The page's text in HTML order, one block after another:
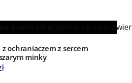
z ochraniaczem z sercem
minky
Zakres